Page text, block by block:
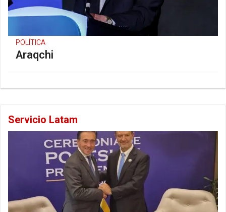
POLÍTICA
Araqchi
Servicio Latam